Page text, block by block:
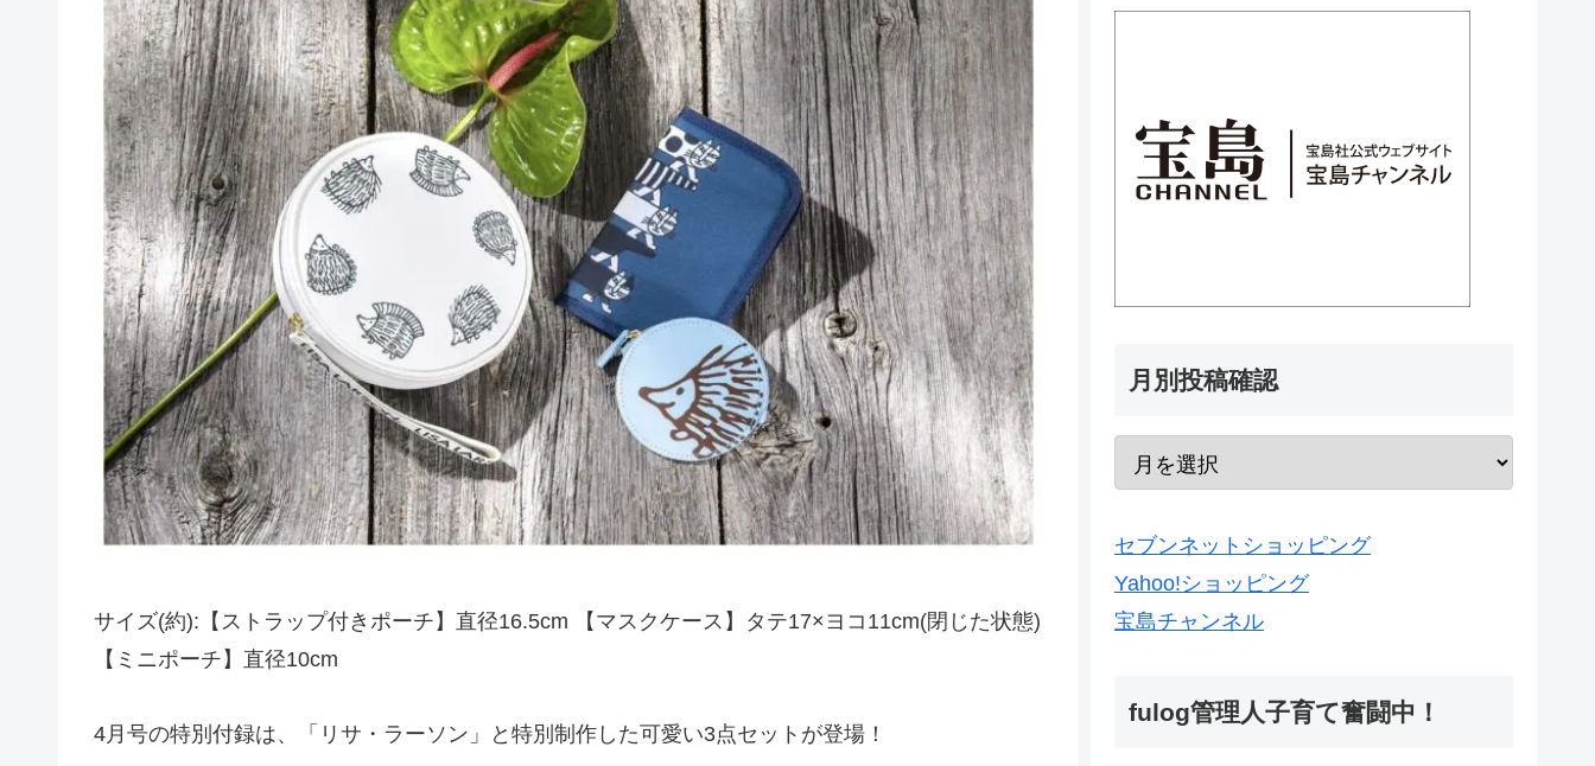
サイズ(約):【ストラップ付きポーチ】直径16.5cm 【マスクケース】タテ17×ヨコ11cm(閉じた状態)
【ミニポーチ】直径10cm
4月号の特別付録は、「リサ・ラーソン」と特別制作した可愛い3点セットが登場！
月別投稿確認
セブンネットショッピング
Yahoo!ショッピング
宝島チャンネル
fulog管理人子育て奮闘中！